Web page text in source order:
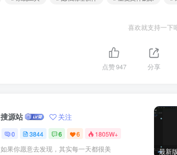
喜欢就支持一下
点赞947 分享
搜源站 关注
0 3844 6 6 1805W+
如果你愿意去发现，其实每一天都很美